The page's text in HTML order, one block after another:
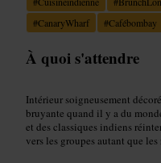
#CanaryWharf #Cafébombay
À quoi s'attendre
Intérieur soigneusement
bruyante quand il y a du
et des classiques indiens
vers les groupes autant que les